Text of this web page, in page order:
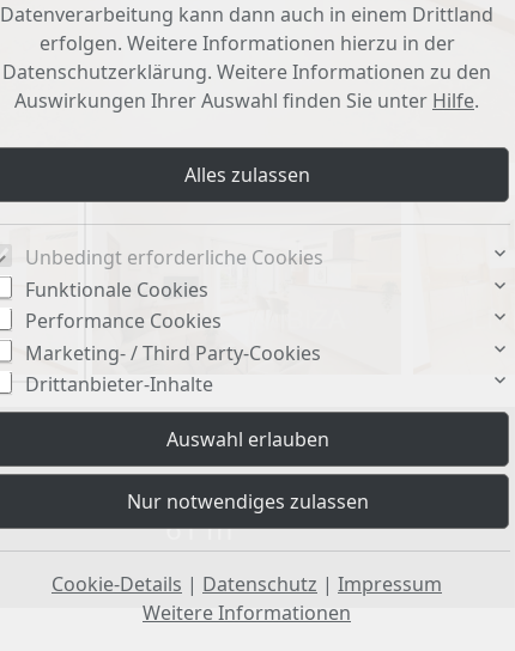
Wohnfläche ca.:
61 m²
Datenverarbeitung kann dann auch in einem Drittland
erfolgen. Weitere Informationen hierzu in der
Datenschutzerklärung. Weitere Informationen zu den
Auswirkungen Ihrer Auswahl finden Sie unter Hilfe.
Unbedingt erforderliche Cookies
Funktionale Cookies
Performance Cookies
Marketing- / Third Party-Cookies
Drittanbieter-Inhalte
Cookie-Details | Datenschutz | Impressum
Weitere Informationen